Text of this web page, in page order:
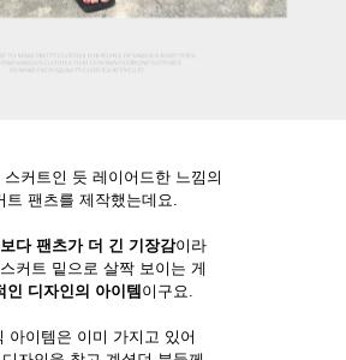
커트인 듯 레이어드한 느낌의
트 팬츠를 제작했는데요.
다 팬츠가 더 긴 기장감이라
커트 밑으로 살짝 보이는 게
인 디자인의 아이템 이구요.
아이템은 이미 가지고 있어